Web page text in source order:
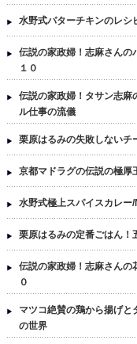
水野式バターチキンのレシ
伝説の家政婦！志麻さんの
１０
伝説の家政婦！タサン志麻
ル仕事の流儀
栗原はるみの失敗しないチ
京都マドラグの伝説の極厚
水野式極上スパイスカレー
栗原はるみの定番ごはん！
伝説の家政婦！志麻さんの
０
マツコ絶賛の鶏から揚げ
の世界